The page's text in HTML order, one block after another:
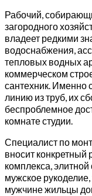
Рабочий,
загородного
владеет редкими
водоснабжения,
тепловых водных
коммерческом
сантехник. Именно
линию из труб, их
беспроблемное
комнате студии.
Специалист по
вносит конкретный
комплекса,
мужское
мужчине жильцы